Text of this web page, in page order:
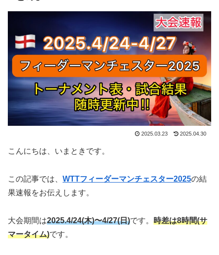
2025.03.23 2025.04.30
こんにちは、いまときです。
この記事では、 WTTフィーダーマンチェスター2025の結
果速報をお伝えします。
大会期間は2025.4/24(木)〜4/27(日)です。 時差は8時間(サ
マータイム)です。